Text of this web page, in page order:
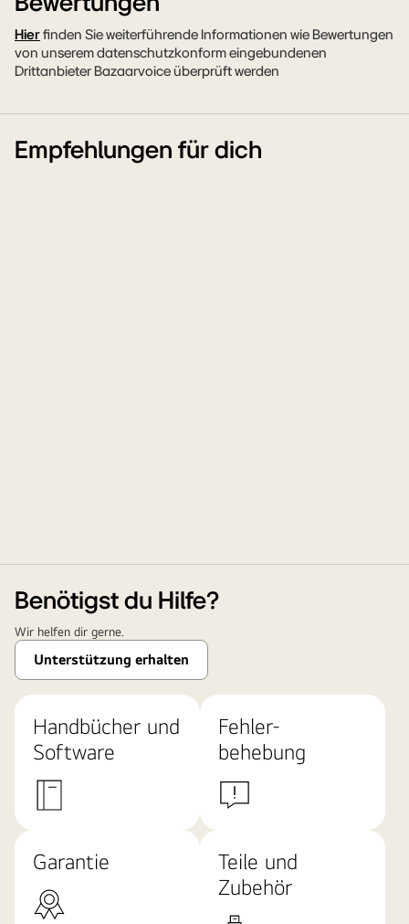
Hierfinden Sie weiterführende Informationen wie Bewertungen
von unserem datenschutzkonform eingebundenen
Drittanbieter Bazaarvoice überprüft werden
Empfehlungen für dich
Benötigst du Hilfe?
Wir helfen dir gerne.
Unterstützung erhalten
Handbücher und
Software
Fehler-
behebung
Garantie
Teile und
Zubehör